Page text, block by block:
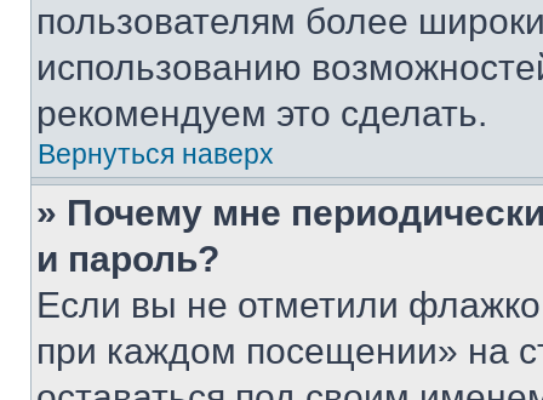
пользователям более
использованию
рекомендуем это сделать.
Вернуться наверх
» Почему мне
и пароль?
Если вы не отметили
при каждом посещении» на